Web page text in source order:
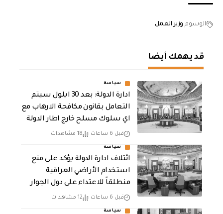
الوسوم وزير العمل
قد يهمك أيضا
سياسة
ادارة الدولة: بعد 30 ايلول سيتم
التعامل بقانون مكافحة الارهاب مع
اي سلوك مسلح خارج اطار الدولة
قبل 6 ساعات 18 مشاهدات
سياسة
ائتلاف ادارة الدولة يؤكد على منع
استخدام الأراضي العراقية
منطلقاً للاعتداء على دول الجوار
قبل 6 ساعات 12 مشاهدات
سياسة